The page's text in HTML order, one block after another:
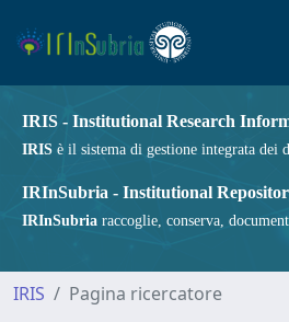
IRIS - Institutional Research
IRIS è il sistema di gestione integrata
IRInSubria - Institutional
IRInSubria raccoglie, conserva,
IRIS Pagina ricercatore